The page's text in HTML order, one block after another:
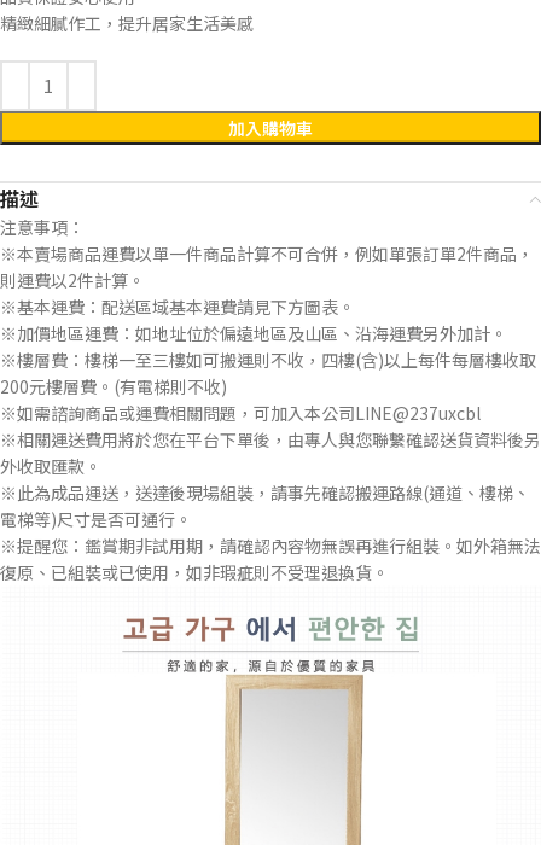
精緻細膩作工，提升居家生活美感
加入購物車
描述
注意事項：
※本賣場商品運費以單一件商品計算不可合併，例如單張訂單2件商品，
則運費以2件計算。
※基本運費：配送區域基本運費請見下方圖表。
※加價地區運費：如地址位於偏遠地區及山區、沿海運費另外加計。
※樓層費：樓梯一至三樓如可搬運則不收，四樓(含)以上每件每層樓收取
200元樓層費。(有電梯則不收)
※如需諮詢商品或運費相關問題，可加入本公司LINE@237uxcbl
※相關運送費用將於您在平台下單後，由專人與您聯繫確認送貨資料後另
外收取匯款。
※此為成品運送，送達後現場組裝，請事先確認搬運路線(通道、樓梯、
電梯等)尺寸是否可通行。
※提醒您：鑑賞期非試用期，請確認內容物無誤再進行組裝。如外箱無法
復原、已組裝或已使用，如非瑕疵則不受理退換貨。